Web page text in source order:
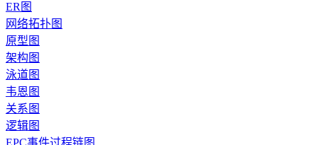
ER图
网络拓扑图
原型图
架构图
泳道图
韦恩图
关系图
逻辑图
EPC事件过程链图